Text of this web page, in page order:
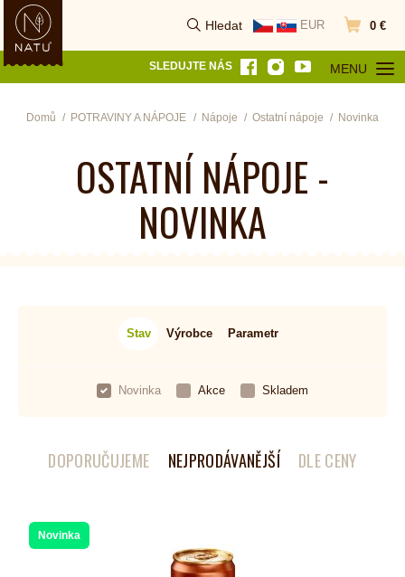
Hledat
Vyhledat
EUR
Přejít do
0 €
SLEDUJTE NÁS MENU
OTEVŘÍT
Domů POTRAVINY A NÁPOJE Nápoje Ostatní nápoje Novinka
OSTATNÍ NÁPOJE -
NOVINKA
Stav Výrobce Parametr
Novinka Akce Skladem
DOPORUČUJEME NEJPRODÁVANĚJŠÍ DLE CENY
Novinka